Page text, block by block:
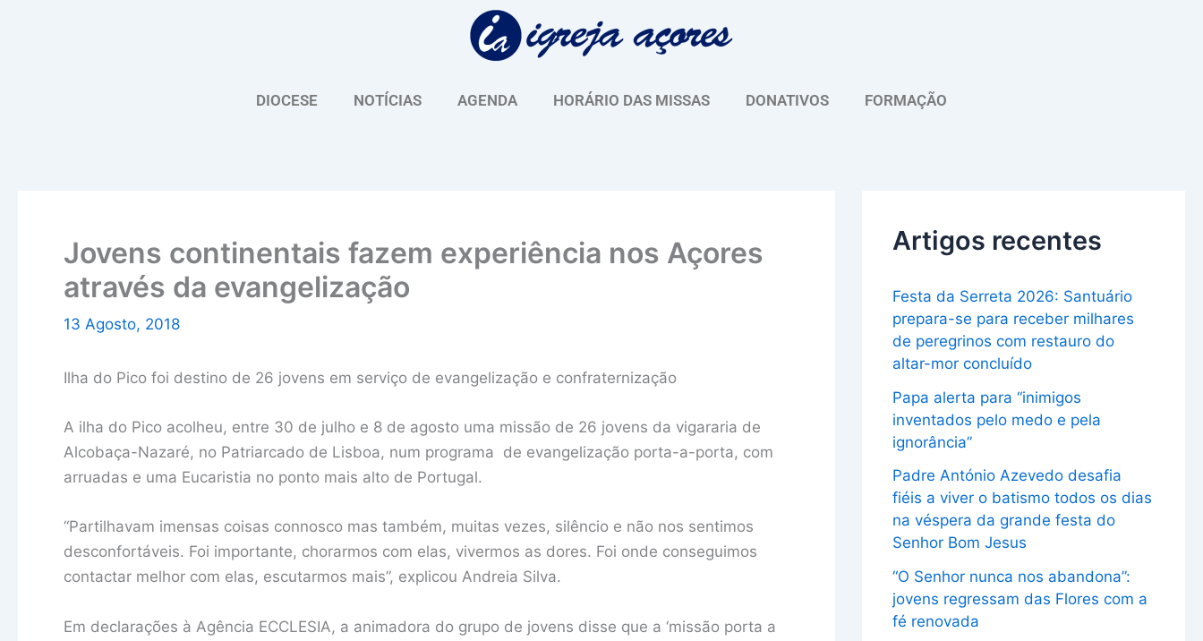
DIOCESE NOTÍCIAS AGENDA HORÁRIO DAS MISSAS DONATIVOS FORMAÇÃO
Jovens continentais fazem experiência nos Açores
através da evangelização
13 Agosto, 2018
Ilha do Pico foi destino de 26 jovens em serviço de evangelização e confraternização
A ilha do Pico acolheu, entre 30 de julho e 8 de agosto uma missão de 26 jovens da vigararia de
Alcobaça-Nazaré, no Patriarcado de Lisboa, num programa de evangelização porta-a-porta, com
arruadas e uma Eucaristia no ponto mais alto de Portugal.
“Partilhavam imensas coisas connosco mas também, muitas vezes, silêncio e não nos sentimos
desconfortáveis. Foi importante, chorarmos com elas, vivermos as dores. Foi onde conseguimos
contactar melhor com elas, escutarmos mais”, explicou Andreia Silva.
Em declarações à Agência ECCLESIA, a animadora do grupo de jovens disse que a ‘missão porta a
Artigos recentes
Festa da Serreta 2026: Santuário
prepara-se para receber milhares
de peregrinos com restauro do
altar-mor concluído
Papa alerta para “inimigos
inventados pelo medo e pela
ignorância”
Padre António Azevedo desafia
fiéis a viver o batismo todos os dias
na véspera da grande festa do
Senhor Bom Jesus
“O Senhor nunca nos abandona”:
jovens regressam das Flores com a
fé renovada
u